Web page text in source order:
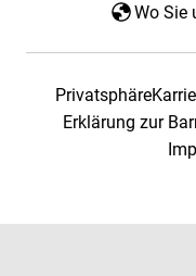
Wo Sie
Privatsphäre
Erklärung zur